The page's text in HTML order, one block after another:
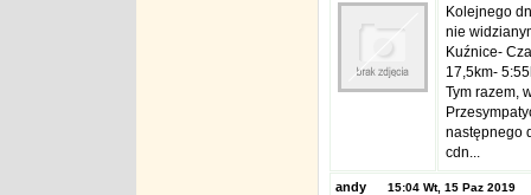
Kolejnego
nie
Kuźnice-
17,5km-
Tym razem,
następnego
cdn...
andy 15:04 Wt, 15 Paz 2019